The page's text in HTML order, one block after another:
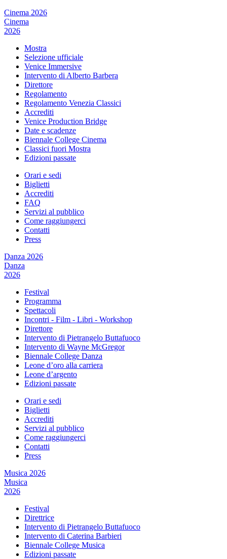
Cinema 2026
Cinema
2026
Mostra
Selezione ufficiale
Venice Immersive
Intervento di Alberto Barbera
Direttore
Regolamento
Regolamento Venezia Classici
Accrediti
Venice Production Bridge
Date e scadenze
Biennale College Cinema
Classici fuori Mostra
Edizioni passate
Orari e sedi
Biglietti
Accrediti
FAQ
Servizi al pubblico
Come raggiungerci
Contatti
Press
Danza 2026
Danza
2026
Festival
Programma
Spettacoli
Incontri - Film - Libri - Workshop
Direttore
Intervento di Pietrangelo Buttafuoco
Intervento di Wayne McGregor
Biennale College Danza
Leone d’oro alla carriera
Leone d’argento
Edizioni passate
Orari e sedi
Biglietti
Accrediti
Servizi al pubblico
Come raggiungerci
Contatti
Press
Musica 2026
Musica
2026
Festival
Direttrice
Intervento di Pietrangelo Buttafuoco
Intervento di Caterina Barbieri
Biennale College Musica
Edizioni passate